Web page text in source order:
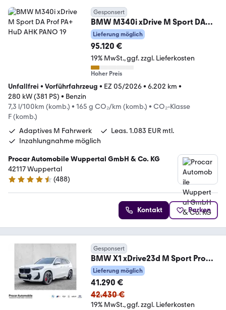
Gesponsert
BMW M340i xDrive M Sport DA
Prof PA+ HuD AHK PANO 19
Lieferung möglich
95.120 €
19% MwSt. ggf. zzgl. Lieferkosten
Hoher Preis
Unfallfrei • Vorführfahrzeug • EZ 05/2026• 6.202 km •
280 kW (381 PS) • Benzin
7,3 l/100km (komb.) • 165 g CO₂/km (komb.) • CO₂-Klasse
F (komb.)
Adaptives M Fahrwerk
Leas. 1.083 EUR mtl.
Inzahlungnahme möglich
Procar Automobile Wuppertal GmbH & Co. KG
42117 Wuppertal
4.5 Sterne
(488)
Kontakt Parken
Gesponsert
BMW X1 xDrive23d M Sport Pro
AHK Pano HuD H/K DA Pro
Lieferung möglich
41.290 €
42.430 €
19% MwSt. ggf. zzgl. Lieferkosten